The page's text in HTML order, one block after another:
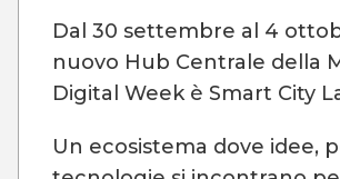
Dal 30 settembre al 4
nuovo Hub Centrale della
Digital Week è Smart City
Un ecosistema dove idee,